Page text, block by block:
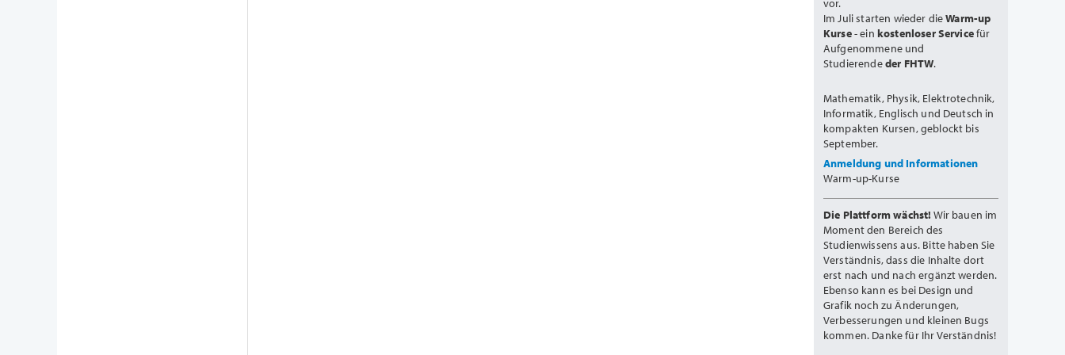
Im Juli starten wieder dieWarm-up
Kurse- ein kostenloser Servicefür
Aufgenommene und
Studierendeder FHTW.
Mathematik, Physik, Elektrotechnik,
Informatik, Englisch und Deutsch in
kompakten Kursen, geblockt bis
September.
Anmeldung und Informationen
Warm-up-Kurse
Die Plattform wächst! Wir bauen im
Moment den Bereich des
Studienwissens aus. Bitte haben Sie
Verständnis, dass die Inhalte dort
erst nach und nach ergänzt werden.
Ebenso kann es bei Design und
Grafik noch zu Änderungen,
Verbesserungen und kleinen Bugs
kommen. Danke für Ihr Verständnis!